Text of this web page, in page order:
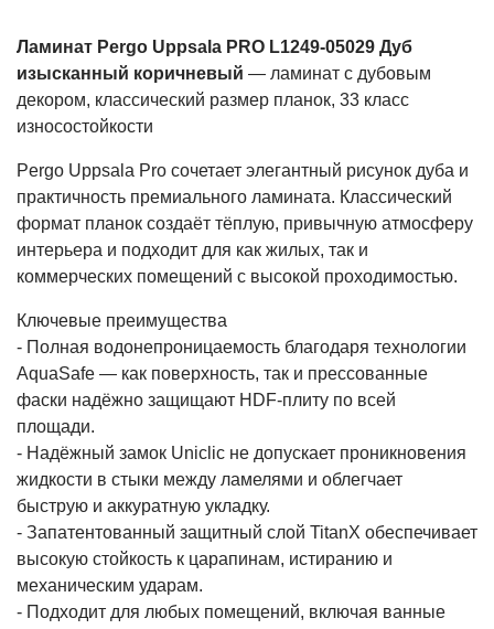
Ламинат Pergo Uppsala PRO L1249-05029 Дуб
изысканный коричневый — ламинат с дубовым
декором, классический размер планок, 33 класс
износостойкости
Pergo Uppsala Pro сочетает элегантный рисунок дуба и
практичность премиального ламината. Классический
формат планок создаёт тёплую, привычную атмосферу
интерьера и подходит для как жилых, так и
коммерческих помещений с высокой проходимостью.
Ключевые преимущества
- Полная водонепроницаемость благодаря технологии
AquaSafe — как поверхность, так и прессованные
фаски надёжно защищают HDF-плиту по всей
площади.
- Надёжный замок Uniclic не допускает проникновения
жидкости в стыки между ламелями и облегчает
быструю и аккуратную укладку.
- Запатентованный защитный слой TitanX обеспечивает
высокую стойкость к царапинам, истиранию и
механическим ударам.
- Подходит для любых помещений, включая ванные